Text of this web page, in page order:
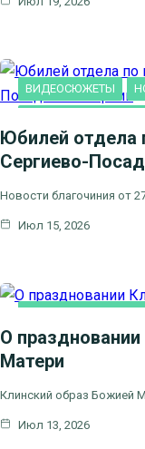
ВИДЕОСЮЖЕТЫ
Юбилей отдела
Сергиево-
Новости благочиния от
Июл 15, 2026
О
Матери
Клинский образ Божией
Июл 13, 2026